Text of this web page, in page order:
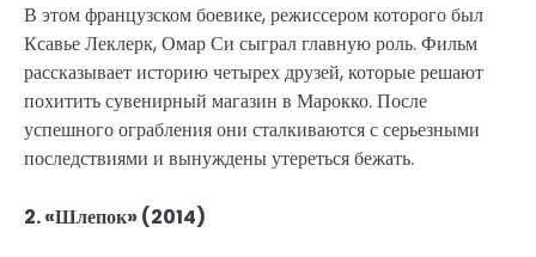
В этом французском боевике, режиссером которого был
Ксавье Леклерк, Омар Си сыграл главную роль. Фильм
рассказывает историю четырех друзей, которые решают
похитить сувенирный магазин в Марокко. После
успешного ограбления они сталкиваются с серьезными
последствиями и вынуждены утереться бежать.
2. «Шлепок» (2014)